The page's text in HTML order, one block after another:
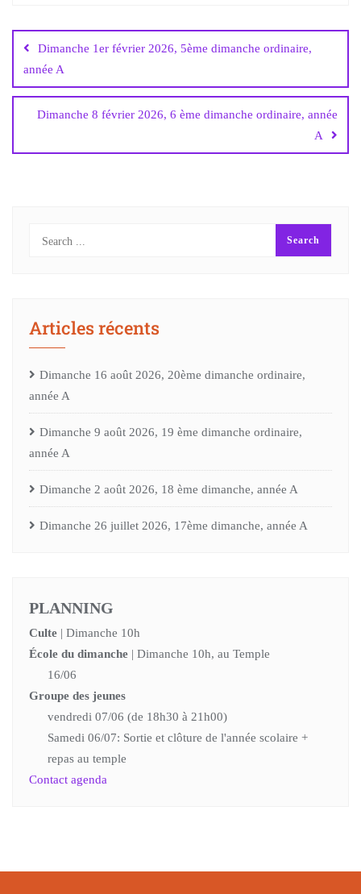
Dimanche 1er février 2026, 5ème dimanche ordinaire,
année A
Dimanche 8 février 2026, 6 ème dimanche ordinaire, année
A
Articles récents
Dimanche 16 août 2026, 20ème dimanche ordinaire,
année A
Dimanche 9 août 2026, 19 ème dimanche ordinaire,
année A
Dimanche 2 août 2026, 18 ème dimanche, année A
Dimanche 26 juillet 2026, 17ème dimanche, année A
PLANNING
Culte | Dimanche 10h
École du dimanche | Dimanche 10h, au Temple
16/06
Groupe des jeunes
vendredi 07/06 (de 18h30 à 21h00)
Samedi 06/07: Sortie et clôture de l'année scolaire +
repas au temple
Contact agenda